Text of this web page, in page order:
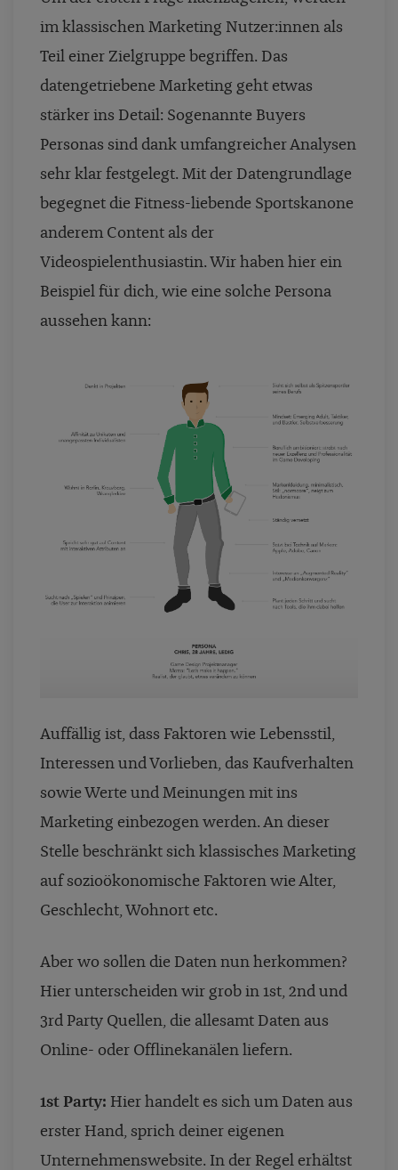
im klassischen Marketing Nutzer:innen als
Teil einer Zielgruppe begriffen. Das
datengetriebene Marketing geht etwas
stärker ins Detail: Sogenannte Buyers
Personas sind dank umfangreicher Analysen
sehr klar festgelegt. Mit der Datengrundlage
begegnet die Fitness-liebende Sportskanone
anderem Content als der
Videospielenthusiastin. Wir haben hier ein
Beispiel für dich, wie eine solche Persona
aussehen kann:
Auffällig ist, dass Faktoren wie Lebensstil,
Interessen und Vorlieben, das Kaufverhalten
sowie Werte und Meinungen mit ins
Marketing einbezogen werden. An dieser
Stelle beschränkt sich klassisches Marketing
auf sozioökonomische Faktoren wie Alter,
Geschlecht, Wohnort etc.
Aber wo sollen die Daten nun herkommen?
Hier unterscheiden wir grob in 1st, 2nd und
3rd Party Quellen, die allesamt Daten aus
Online- oder Offlinekanälen liefern.
1st Party: Hier handelt es sich um Daten aus
erster Hand, sprich deiner eigenen
Unternehmenswebsite. In der Regel erhältst